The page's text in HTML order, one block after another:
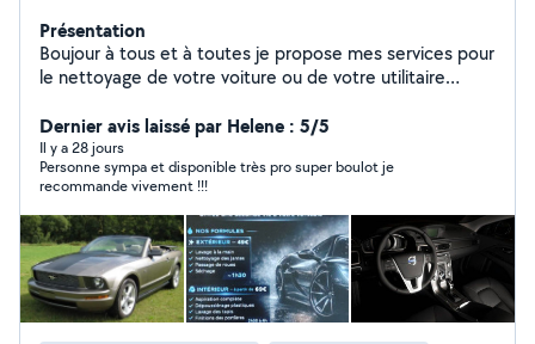
Présentation
Boujour à tous et à toutes je propose mes services pour
le nettoyage de votre voiture ou de votre utilitaire
laissez moi un message ou vos coordonnées je vous
recontacterais Tél : 0638300030
Dernier avis laissé par Helene : 5/5
Il y a 28 jours
Personne sympa et disponible très pro super boulot je
recommande vivement !!!